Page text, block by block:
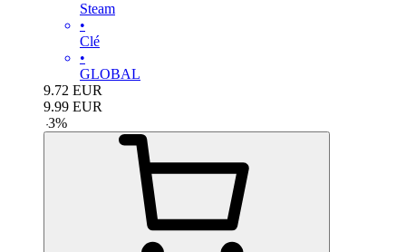
Steam
•
Clé
•
GLOBAL
9.72 EUR
9.99 EUR
-3%